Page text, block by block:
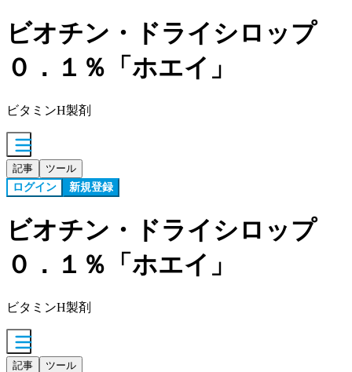
ビオチン・ドライシロップ
０．１％「ホエイ」
ビタミンH製剤
記事 ツール
ログイン 新規登録
ビオチン・ドライシロップ
０．１％「ホエイ」
ビタミンH製剤
記事 ツール